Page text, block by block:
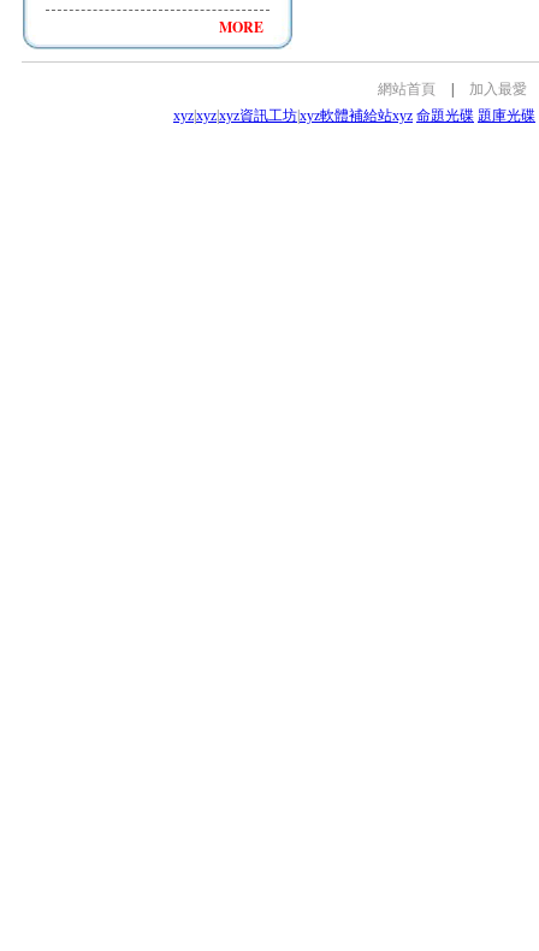
MORE
網站首頁
加入最愛
xyzxyzxyz資訊工坊xyz軟體補給站xyz 命題光碟 題庫光碟